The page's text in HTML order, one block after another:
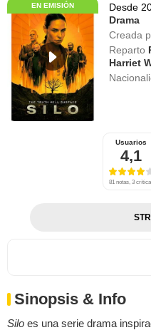
EN EMISIÓN Desde
Drama
Creada
Reparto
Harriet
Usuarios
4,1
81 notas, 3
Sinopsis & Info
Silo es una serie drama